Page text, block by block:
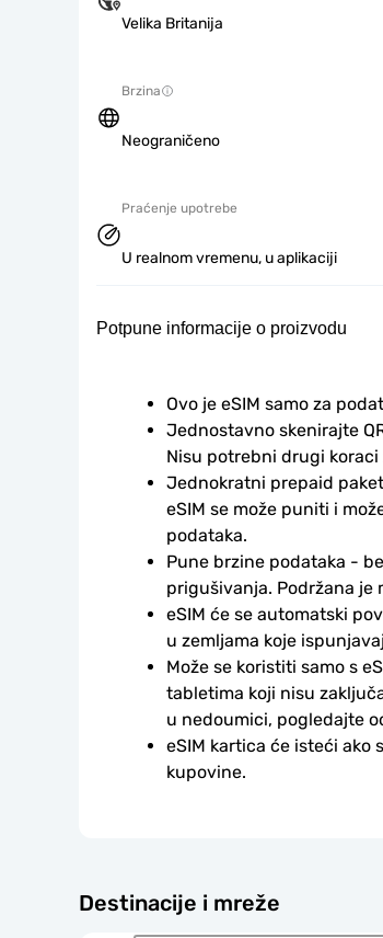
Velika Britanija
Brzina
Neograničeno
Praćenje upotrebe
U realnom vremenu, u aplikaciji
Potpune informacije o proizvodu
Ovo je eSIM samo za
Jednostavno skenirajte
Nisu potrebni drugi
Jednokratni prepaid
eSIM se može puniti i
podataka.
Pune brzine podataka -
prigušivanja. Podržana je
eSIM će se automatski
u zemljama koje
Može se koristiti samo s
tabletima koji nisu
u nedoumici, pogledajte
eSIM kartica će isteći ako
kupovine.
Destinacije i mreže